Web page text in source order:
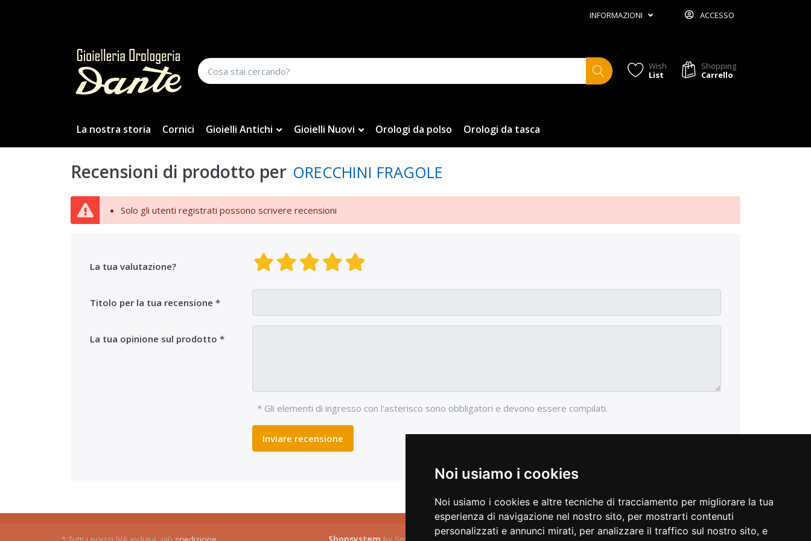
Noi usiamo i cookies
Noi usiamo i cookies e altre tecniche di tracciamento per migliorare la tua
esperienza di navigazione nel nostro sito, per mostrarti contenuti
personalizzati e annunci mirati, per analizzare il traffico sul nostro sito, e
INFORMAZIONI ACCESSO
Wish
List
Shopping
Carrello
La nostra storia Cornici Gioielli Antichi Gioielli Nuovi Orologi da polso Orologi da tasca
Recensioni di prodotto per ORECCHINI FRAGOLE
Solo gli utenti registrati possono scrivere recensioni
La tua valutazione?
Titolo per la tua recensione
La tua opinione sul prodotto
* Gli elementi di ingresso con l'asterisco sono obbligatori e devono essere compilati.
Inviare recensione